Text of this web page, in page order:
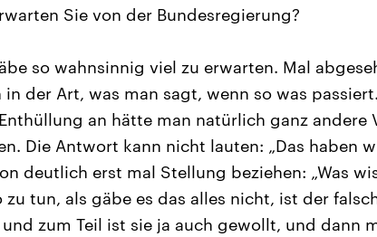
Sie von der Bundesregierung?
so wahnsinnig viel zu erwarten. Mal
der Art, was man sagt, wenn so was
an hätte man natürlich ganz andere
Die Antwort kann nicht lauten: „Das haben
deutlich erst mal Stellung beziehen: „Was
zu tun, als gäbe es das alles nicht, ist der
zum Teil ist sie ja auch gewollt, und dann